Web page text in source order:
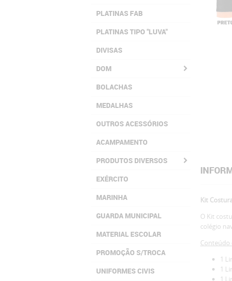
PLATINAS FAB
PLATINAS TIPO "LUVA"
DIVISAS
DOM
BOLACHAS
MEDALHAS
OUTROS ACESSÓRIOS
ACAMPAMENTO
PRODUTOS DIVERSOS
EXÉRCITO
MARINHA
GUARDA MUNICIPAL
MATERIAL ESCOLAR
PROMOÇÃO S/TROCA
UNIFORMES CIVIS
Kit
O Kit
colégio
Conteúdo
1
1
1